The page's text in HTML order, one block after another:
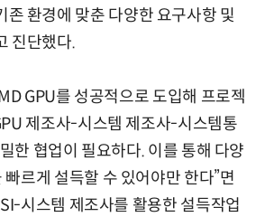
환경에 맞춘 다양한 요구사항 및
진단했다.
GPU를 성공적으로 도입해 프로젝
제조사-시스템 제조사-시스템통
한 협업이 필요하다. 이를 통해 다양
르게 설득할 수 있어야만 한다”면
시스템 제조사를 활용한 설득작업